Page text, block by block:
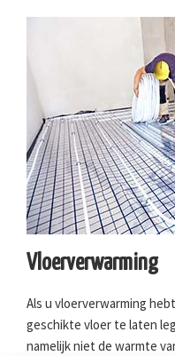
Vloerverwarming
Als u vloerverwarming
geschikte vloer te laten
namelijk niet de warmte